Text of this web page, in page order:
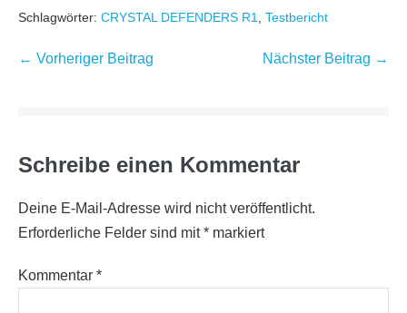
Schlagwörter: CRYSTAL DEFENDERS R1, Testbericht
Beitragsnavigation
← Vorheriger Beitrag Nächster Beitrag →
Schreibe einen Kommentar
Deine E-Mail-Adresse wird nicht veröffentlicht.
Erforderliche Felder sind mit* markiert
Kommentar *